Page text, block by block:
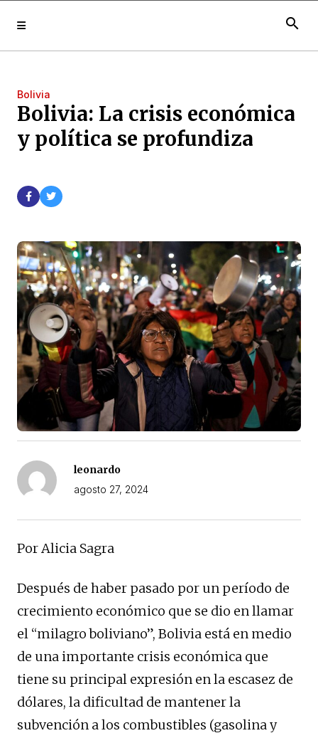
search
Bolivia
Bolivia: La crisis económica
y política se profundiza
leonardo
agosto 27, 2024
Por Alicia Sagra
Después de haber pasado por un período de
crecimiento económico que se dio en llamar
el “milagro boliviano”, Bolivia está en medio
de una importante crisis económica que
tiene su principal expresión en la escasez de
dólares, la dificultad de mantener la
subvención a los combustibles (gasolina y